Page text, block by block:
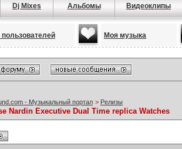
Dj Mixes Альбомы Видеоклипы
Моя музыка
- Музыкальный портал > Релизы
Nardin Executive Dual Time replica Watches